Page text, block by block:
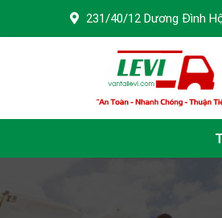
231/40/12 Dương Đình